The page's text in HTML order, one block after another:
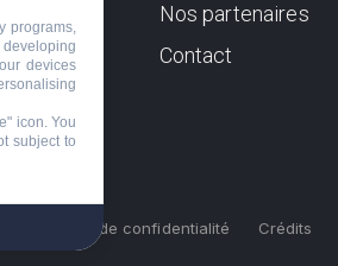
Nos partenaires
Contact
Politique de confidentialité Crédits
programs,
developing
devices
icon. You
subject to